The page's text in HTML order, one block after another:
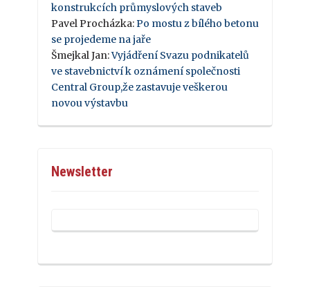
konstrukcích průmyslových staveb
Pavel Procházka: Po mostu z bílého betonu
se projedeme na jaře
Šmejkal Jan:Vyjádření Svazu podnikatelů
ve stavebnictví k oznámení společnosti
Central Group,že zastavuje veškerou
novou výstavbu
Newsletter